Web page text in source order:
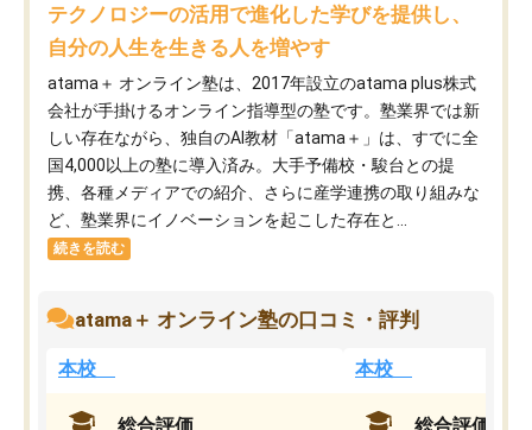
テクノロジーの活用で進化した学びを提供し、
自分の人生を生きる人を増やす
atama＋ オンライン塾は、2017年設立のatama plus株式
会社が手掛けるオンライン指導型の塾です。塾業界では新
しい存在ながら、独自のAI教材「atama＋」は、すでに全
国4,000以上の塾に導入済み。大手予備校・駿台との提
携、各種メディアでの紹介、さらに産学連携の取り組みな
ど、塾業界にイノベーションを起こした存在と...
続きを読む
atama＋ オンライン塾の口コミ・評判
本校
総合評価
本校
総合評価